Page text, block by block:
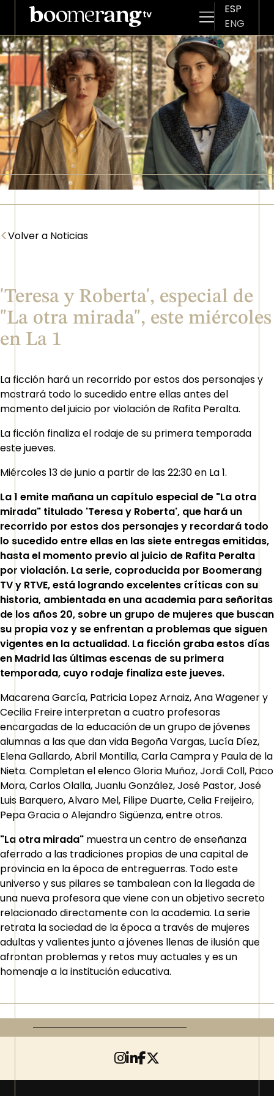
Pasar al contenido principal
ESP
ENG
Imagen
<Volver a Noticias
'Teresa y Roberta', especial de
"La otra mirada", este miércoles
en La 1
La ficción hará un recorrido por estos dos personajes y
mostrará todo lo sucedido entre ellas antes del
momento del juicio por violación de Rafita Peralta.
La ficción finaliza el rodaje de su primera temporada
este jueves.
Miércoles 13 de junio a partir de las 22:30 en La 1.
La 1 emite mañana un capítulo especial de "La otra
mirada" titulado 'Teresa y Roberta', que hará un
recorrido por estos dos personajes y recordará todo
lo sucedido entre ellas en las siete entregas emitidas,
hasta el momento previo al juicio de Rafita Peralta
por violación. La serie, coproducida por Boomerang
TV y RTVE, está logrando excelentes críticas con su
historia, ambientada en una academia para señoritas
de los años 20, sobre un grupo de mujeres que buscan
su propia voz y se enfrentan a problemas que siguen
vigentes en la actualidad. La ficción graba estos días
en Madrid las últimas escenas de su primera
temporada, cuyo rodaje finaliza este jueves.
Macarena García, Patricia Lopez Arnaiz, Ana Wagener y
Cecilia Freire interpretan a cuatro profesoras
encargadas de la educación de un grupo de jóvenes
alumnas a las que dan vida Begoña Vargas, Lucía Díez,
Elena Gallardo, Abril Montilla, Carla Campra y Paula de la
Nieta. Completan el elenco Gloria Muñoz, Jordi Coll, Paco
Mora, Carlos Olalla, Juanlu González, José Pastor, José
Luis Barquero, Alvaro Mel, Filipe Duarte, Celia Freijeiro,
Pepa Gracia o Alejandro Sigüenza, entre otros.
"La otra mirada" muestra un centro de enseñanza
aferrado a las tradiciones propias de una capital de
provincia en la época de entreguerras. Todo este
universo y sus pilares se tambalean con la llegada de
una nueva profesora que viene con un objetivo secreto
relacionado directamente con la academia. La serie
retrata la sociedad de la época a través de mujeres
adultas y valientes junto a jóvenes llenas de ilusión que
afrontan problemas y retos muy actuales y es un
homenaje a la institución educativa.